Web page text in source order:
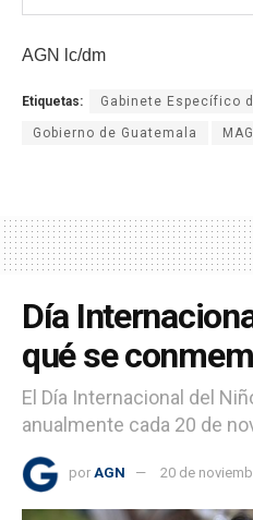
AGN lc/dm
Etiquetas: Gabinete Específico
Gobierno de Guatemala
Día
qué se
El Día Internacional del
anualmente cada 20 de
por AGN 20 de